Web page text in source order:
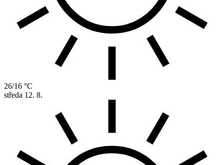
26/16 °C
středa 12. 8.